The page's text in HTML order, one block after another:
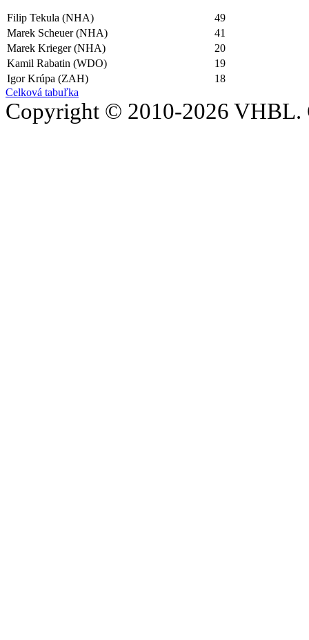
Filip Tekula (NHA)
49
Marek Scheuer (NHA)
41
Marek Krieger (NHA)
20
Kamil Rabatin (WDO)
19
Igor Krúpa (ZAH)
18
Celková tabuľka
Copyright © 2010-2026 VHBL.